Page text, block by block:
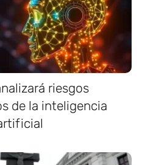
riesgos
de la inteligencia